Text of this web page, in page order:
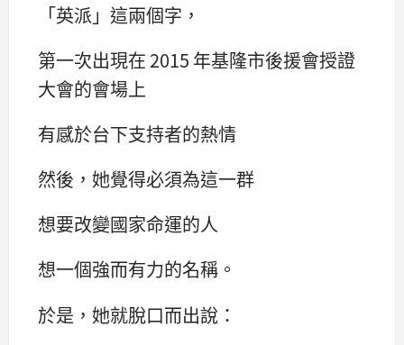
「英派」這兩個字，
第一次出現在 2015 年基隆市後援會授證
大會的會場上
有感於台下支持者的熱情
然後，她覺得必須為這一群
想要改變國家命運的人
想一個強而有力的名稱。
於是，她就脫口而出說：